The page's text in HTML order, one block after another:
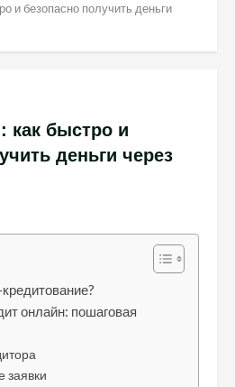
и безопасно получить деньги
как быстро и
деньги через
онлайн: пошаговая
заявки